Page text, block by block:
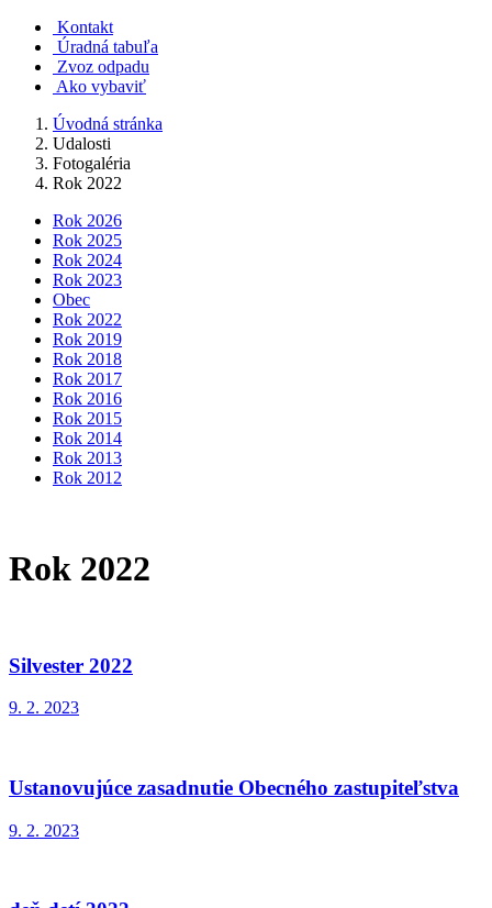
Kontakt
Úradná tabuľa
Zvoz odpadu
Ako vybaviť
Úvodná stránka
Udalosti
Fotogaléria
Rok 2022
Rok 2026
Rok 2025
Rok 2024
Rok 2023
Obec
Rok 2022
Rok 2019
Rok 2018
Rok 2017
Rok 2016
Rok 2015
Rok 2014
Rok 2013
Rok 2012
Rok 2022
Silvester 2022
9. 2. 2023
Ustanovujúce zasadnutie Obecného zastupiteľstva
9. 2. 2023